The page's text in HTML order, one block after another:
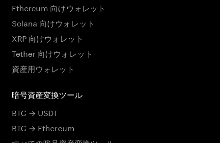
Ethereum 向けウォレット
Solana 向けウォレット
XRP 向けウォレット
Tether 向けウォレット
資産用ウォレット
暗号資産変換ツール
BTC → USDT
BTC → Ethereum